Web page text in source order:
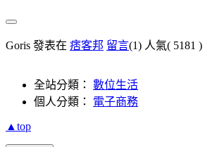
Goris 發表在 痞客邦 留言(1) 人氣( 5181 )
全站分類： 數位生活
個人分類： 電子商務
▲top